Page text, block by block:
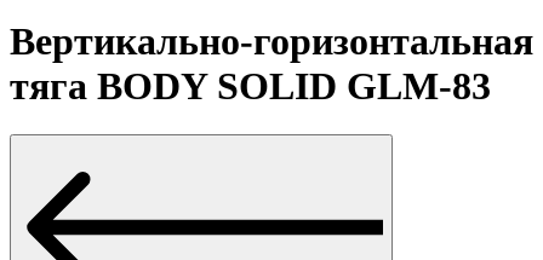
Вертикально-горизонтальная
тяга BODY SOLID GLM-83